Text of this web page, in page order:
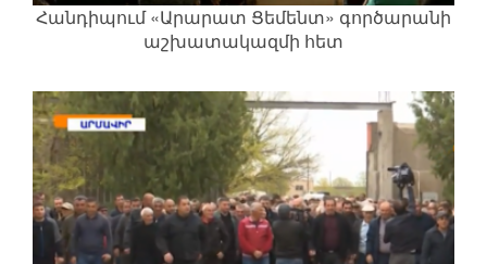
Հանդիպում «Արարատ Ցեմենտ» գործարանի
աշխատակազմի հետ